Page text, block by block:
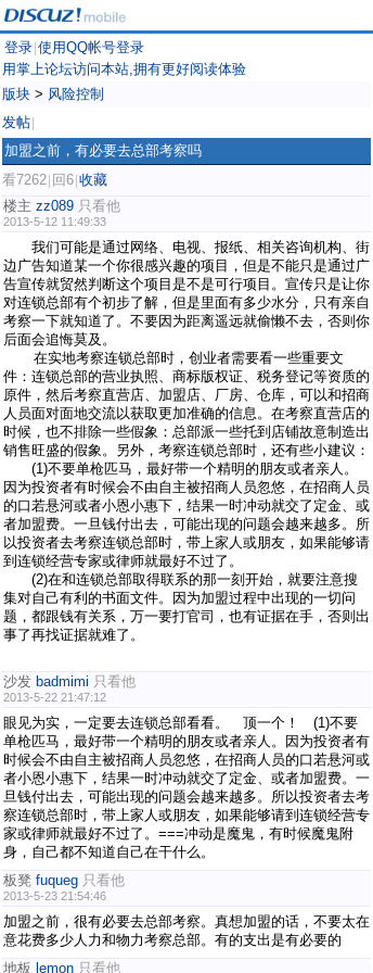
登录 使用QQ帐号登录
用掌上论坛访问本站,拥有更好阅读体验
版块 > 风险控制
发帖
加盟之前，有必要去总部考察吗
看7262 回6 收藏
楼主 zz089 只看他
2013-5-12 11:49:33
我们可能是通过网络、电视、报纸、相关咨询机构、街
边广告知道某一个你很感兴趣的项目，但是不能只是通过广
告宣传就贸然判断这个项目是不是可行项目。宣传只是让你
对连锁总部有个初步了解，但是里面有多少水分，只有亲自
考察一下就知道了。不要因为距离遥远就偷懒不去，否则你
后面会追悔莫及。
在实地考察连锁总部时，创业者需要看一些重要文
件：连锁总部的营业执照、商标版权证、税务登记等资质的
原件，然后考察直营店、加盟店、厂房、仓库，可以和招商
人员面对面地交流以获取更加准确的信息。在考察直营店的
时候，也不排除一些假象：总部派一些托到店铺故意制造出
销售旺盛的假象。另外，考察连锁总部时，还有些小建议：
(1)不要单枪匹马，最好带一个精明的朋友或者亲人。
因为投资者有时候会不由自主被招商人员忽悠，在招商人员
的口若悬河或者小恩小惠下，结果一时冲动就交了定金、或
者加盟费。一旦钱付出去，可能出现的问题会越来越多。所
以投资者去考察连锁总部时，带上家人或朋友，如果能够请
到连锁经营专家或律师就最好不过了。
(2)在和连锁总部取得联系的那一刻开始，就要注意搜
集对自己有利的书面文件。因为加盟过程中出现的一切问
题，都跟钱有关系，万一要打官司，也有证据在手，否则出
事了再找证据就难了。
沙发 badmimi 只看他
2013-5-22 21:47:12
眼见为实，一定要去连锁总部看看。 顶一个！ (1)不要
单枪匹马，最好带一个精明的朋友或者亲人。因为投资者有
时候会不由自主被招商人员忽悠，在招商人员的口若悬河或
者小恩小惠下，结果一时冲动就交了定金、或者加盟费。一
旦钱付出去，可能出现的问题会越来越多。所以投资者去考
察连锁总部时，带上家人或朋友，如果能够请到连锁经营专
家或律师就最好不过了。===冲动是魔鬼，有时候魔鬼附
身，自己都不知道自己在干什么。
板凳 fuqueg 只看他
2013-5-23 21:54:46
加盟之前，很有必要去总部考察。真想加盟的话，不要太在
意花费多少人力和物力考察总部。有的支出是有必要的
地板 lemon 只看他